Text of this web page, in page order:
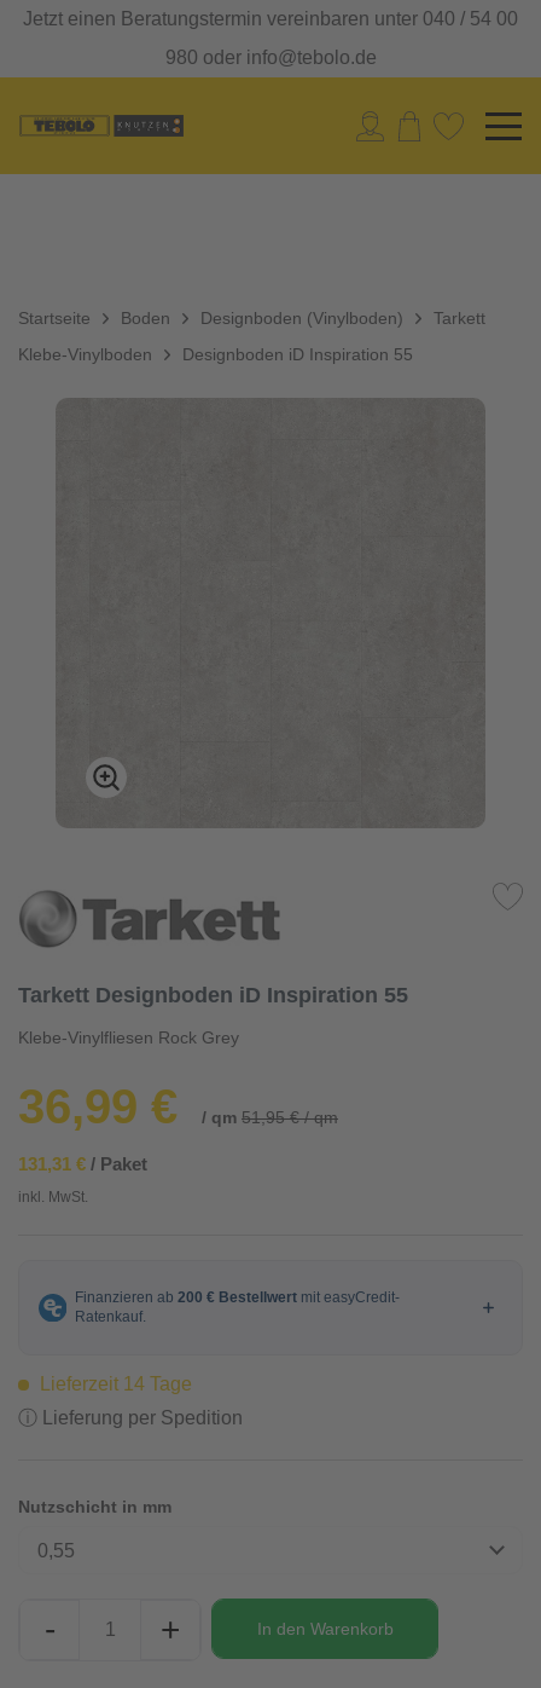
Jetzt einen Beratungstermin vereinbaren unter 040 / 54 00
980 oder info@tebolo.de
Startseite Boden
Designboden (Vinylboden)
Klebe-Vinylboden
Tarkett
Designboden iD Inspiration 55
Tarkett Designboden iD Inspiration 55
Klebe-Vinylfliesen Rock Grey
36,99 € / qm 51,95 € / qm
131,31 € / Paket
inkl. MwSt.
Lieferzeit 14 Tage
ⓘ Lieferung per Spedition
Nutzschicht in mm
0,55
- + In den Warenkorb